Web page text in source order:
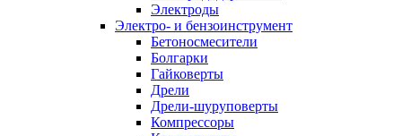
Электроды
Электро- и бензоинструмент
Бетоносмесители
Болгарки
Гайковерты
Дрели
Дрели-шуруповерты
Компрессоры